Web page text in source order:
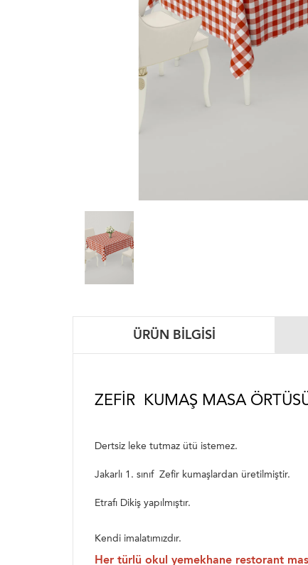
ÜRÜN BILGISI
ZEFIR KUMAŞ MASA
Dertsiz leke tutmaz ütü istemez.
Jakarlı 1. sınıf Zefir kumaşlardan üretilmiştir.
Etrafı Dikiş yapılmıştır.
Kendi imalatımızdır.
Her türlü okul yemekhane restorant